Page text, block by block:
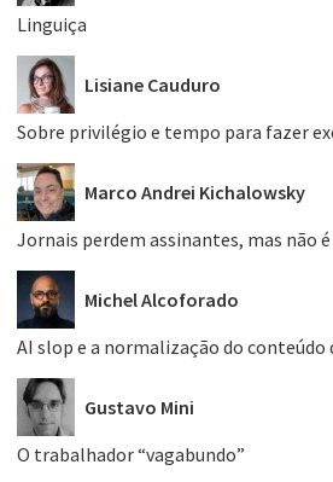
Linguiça
Lisiane Cauduro
Sobre privilégio e tempo para fazer
Marco Andrei Kichalowsky
Jornais perdem assinantes, mas não é
Michel Alcoforado
AI slop e a normalização do conteúdo
Gustavo Mini
O trabalhador “vagabundo”